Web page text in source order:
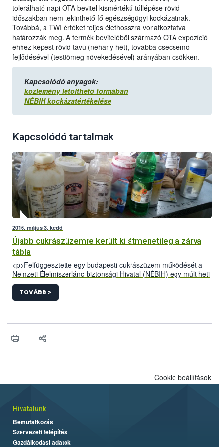
tolerálható napi OTA bevitel kismértékű túllépése rövid
időszakban nem tekinthető fő egészségügyi kockázatnak.
Továbbá, a TWI értéket teljes élethosszra vonatkoztatva
határozzák meg. A termék beviteléből származó OTA expozíció
ehhez képest rövid távú (néhány hét), továbbá csecsemő
fejlődésével (testtömeg növekedésével) arányában csökken.
Kapcsolódó anyagok:
közlemény letölthető formában
NÉBIH kockázatértékelése
Kapcsolódó tartalmak
2016. május 3, kedd
Újabb cukrászüzemre került ki átmenetileg a zárva
tábla
<p>Felfüggesztette egy budapesti cukrászüzem működését a
Nemzeti Élelmiszerlánc-biztonsági Hivatal (NÉBIH) egy múlt heti
ellenőrzés során. Az üzemben jelöletlen alapanyagok,
ismeretlen gyártási idejű félkész- és késztermékek, valamint
súlyos higiéniai problémák voltak. Az eljárás során több mint
TOVÁBB >
Cookie beállítások
Hivatalunk
Bemutatkozás
Szervezeti felépítés
Gazdálkodási adatok